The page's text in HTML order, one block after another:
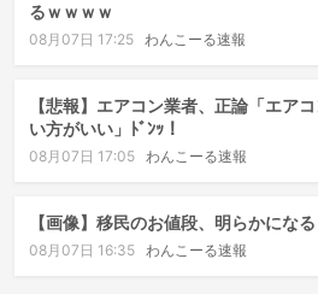
るｗｗｗｗ
08月07日 17:25 わんこーる速報
【悲報】エアコン業者、正論「エア
い方がいい」ﾄﾞﾝｯ！
08月07日 17:05 わんこーる速報
【画像】移民のお値段、明らかにな
08月07日 16:35 わんこーる速報